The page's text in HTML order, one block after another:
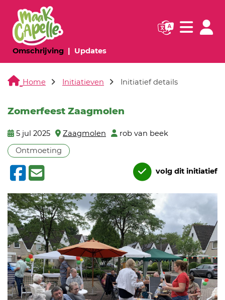
Omschrijving(huidige pagina)
Updates(huidige pagina)
Navigatie
Home Initiatieven Initiatief details
Zomerfeest Zaagmolen
5 jul 2025 Zaagmolen
rob van beek
Ontmoeting
volg dit initiatief